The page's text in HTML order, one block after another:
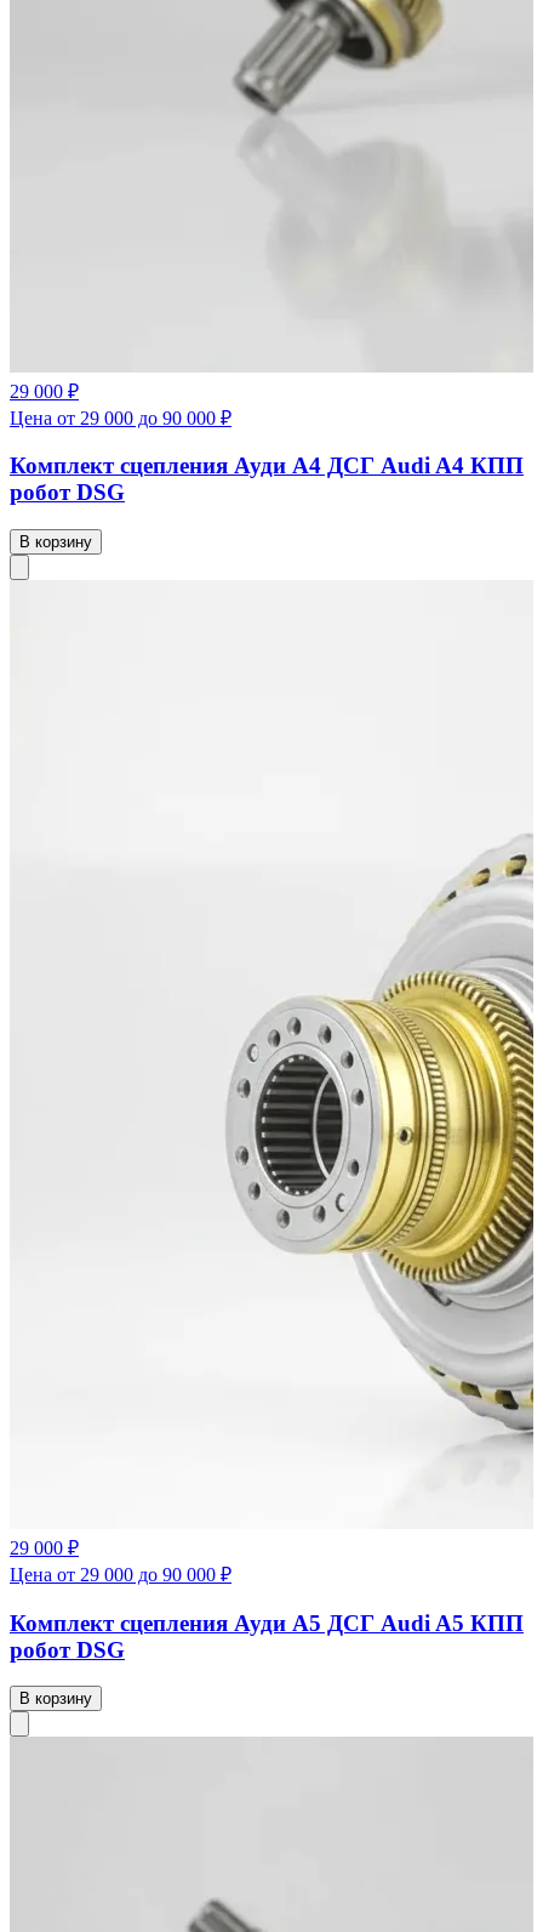
29 000 ₽
Цена от 29 000 до 90 000 ₽
Комплект сцепления Ауди А4 ДСГ Audi A4 КПП
робот DSG
В корзину
29 000 ₽
Цена от 29 000 до 90 000 ₽
Комплект сцепления Ауди А5 ДСГ Audi A5 КПП
робот DSG
В корзину